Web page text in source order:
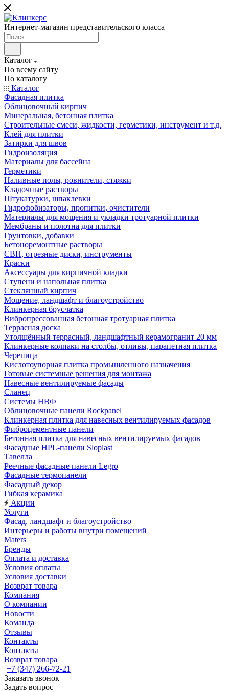
Интернет-магазин представительского класса
Каталог
По всему сайту
По каталогу
Каталог
Фасадная плитка
Облицовочный кирпич
Минеральная, бетонная плитка
Строительные смеси, жидкости, герметики, инструмент и т.д.
Клей для плитки
Затирки для швов
Гидроизоляция
Материалы для бассейна
Герметики
Наливные полы, ровнители, стяжки
Кладочные растворы
Штукатурки, шпаклевки
Гидрофобизаторы, пропитки, очистители
Материалы для мощения и укладки тротуарной плитки
Мембраны и полотна для плитки
Грунтовки, добавки
Бетоноремонтные растворы
СВП, отрезные диски, инструменты
Краски
Аксессуары для кирпичной кладки
Ступени и напольная плитка
Cтеклянный кирпич
Мощение, ландшафт и благоустройство
Клинкерная брусчатка
Вибропрессованная бетонная тротуарная плитка
Террасная доска
Утолщённый террасный, ландшафтный керамогранит 20 мм
Клинкерные колпаки на столбы, отливы, парапетная плитка
Черепица
Кислотоупорная плитка промышленного назначения
Готовые системные решения для монтажа
Навесные вентилируемые фасады
Сланец
Системы НВФ
Облицовочные панели Rockpanel
Клинкерная плитка для навесных вентилируемых фасадов
Фиброцементные панели
Бетонная плитка для навесных вентилируемых фасадов
Фасадные HPL-панели Sloplast
Тавелла
Реечные фасадные панели Legro
Фасадные термопанели
Фасадный декор
Гибкая керамика
Акции
Услуги
Фасад, ландшафт и благоустройство
Интерьеры и работы внутри помещений
Maters
Бренды
Оплата и доставка
Условия оплаты
Условия доставки
Возврат товара
Компания
О компании
Новости
Команда
Отзывы
Контакты
Контакты
Возврат товара
+7 (347) 266-72-21
Заказать звонок
Задать вопрос